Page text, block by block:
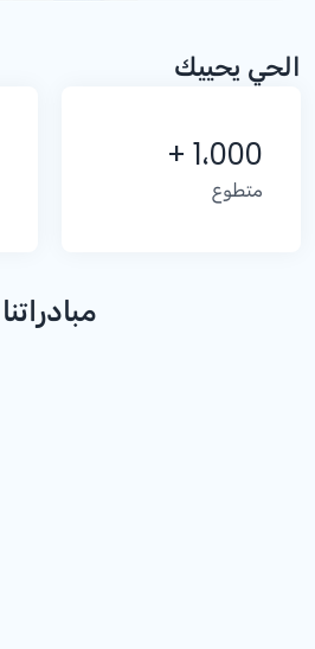
الحي يحييك
1،000 +
متطوع
مبادراتنا